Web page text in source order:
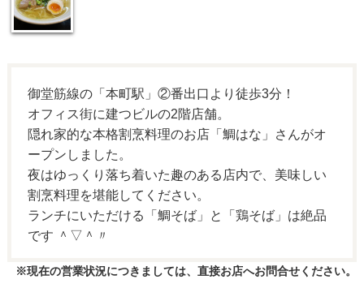
御堂筋線の「本町駅」②番出口より徒歩3分！
オフィス街に建つビルの2階店舗。
隠れ家的な本格割烹料理のお店「鯛はな」さんがオ
ープンしました。
夜はゆっくり落ち着いた趣のある店内で、美味しい
割烹料理を堪能してください。
ランチにいただける「鯛そば」と「鶏そば」は絶品
です ＾▽＾〃
※現在の営業状況につきましては、直接お店へお問合せください。